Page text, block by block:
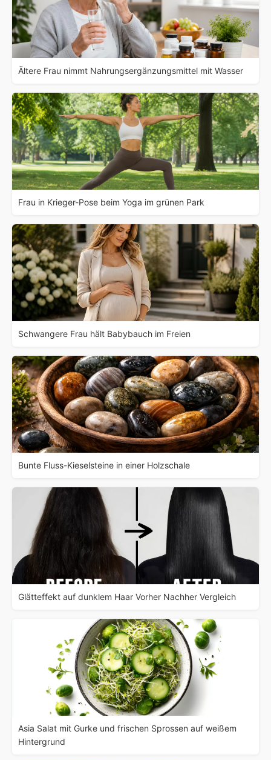
Ältere Frau nimmt Nahrungsergänzungsmittel mit Wasser
Frau in Krieger-Pose beim Yoga im grünen Park
Schwangere Frau hält Babybauch im Freien
Bunte Fluss-Kieselsteine in einer Holzschale
Glätteffekt auf dunklem Haar Vorher Nachher Vergleich
Asia Salat mit Gurke und frischen Sprossen auf weißem
Hintergrund